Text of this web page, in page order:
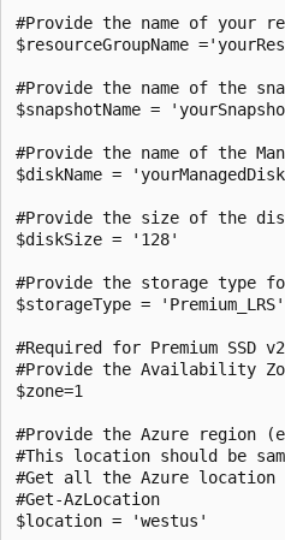
#Provide the name of your
$resourceGroupName
#Provide the name of the
$snapshotName =
#Provide the name of the
$diskName =
#Provide the size of the
$diskSize = '128'
#Provide the storage type for
$storageType = 'Premium_LRS'
#Required for Premium SSD
#Provide the Availability
$zone=1
#Provide the Azure region
#This location should be
#Get all the Azure location
#Get-AzLocation
$location = 'westus'